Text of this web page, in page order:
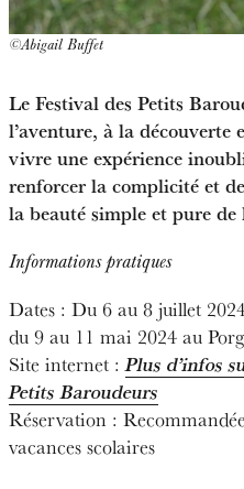
©Abigail Buffet
Le Festival des Petits
l’aventure, à la
vivre une expérience
renforcer la complicité et
la beauté simple et pure de
Informations pratiques
Dates : Du 6 au 8 juillet
du 9 au 11 mai 2024 au
Site internet :Plus d’infos
Petits Baroudeurs
Réservation :
vacances scolaires